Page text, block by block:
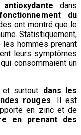
dans
du
ont montré que le
Statistiquement,
hommes prenant
leurs symptômes
consommaient un
et surtout dans les
rouges. Il est
en zinc et de
en prenant des